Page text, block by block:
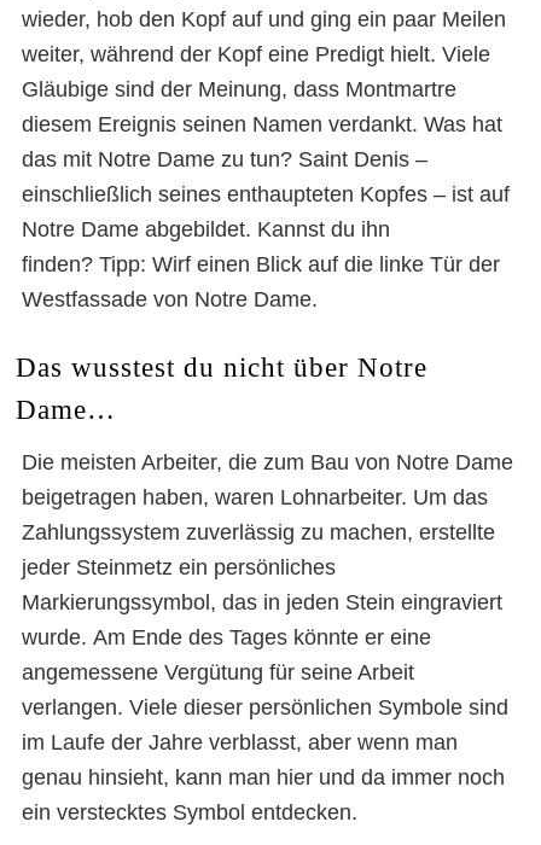
wieder, hob den Kopf auf und ging ein paar Meilen
weiter, während der Kopf eine Predigt hielt. Viele
Gläubige sind der Meinung, dass Montmartre
diesem Ereignis seinen Namen verdankt. Was hat
das mit Notre Dame zu tun? Saint Denis –
einschließlich seines enthaupteten Kopfes – ist auf
Notre Dame abgebildet. Kannst du ihn
finden? Tipp: Wirf einen Blick auf die linke Tür der
Westfassade von Notre Dame.
Das wusstest du nicht über Notre
Dame…
Die meisten Arbeiter, die zum Bau von Notre Dame
beigetragen haben, waren Lohnarbeiter. Um das
Zahlungssystem zuverlässig zu machen, erstellte
jeder Steinmetz ein persönliches
Markierungssymbol, das in jeden Stein eingraviert
wurde. Am Ende des Tages könnte er eine
angemessene Vergütung für seine Arbeit
verlangen. Viele dieser persönlichen Symbole sind
im Laufe der Jahre verblasst, aber wenn man
genau hinsieht, kann man hier und da immer noch
ein verstecktes Symbol entdecken.